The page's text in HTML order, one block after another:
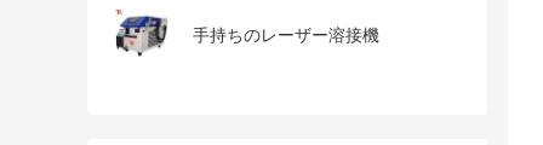
手持ちのレーザー溶接機